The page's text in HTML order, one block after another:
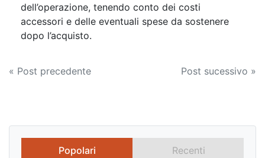
dell’operazione, tenendo conto dei costi
accessori e delle eventuali spese da sostenere
dopo l’acquisto.
Navigazione
« Post precedente Post sucessivo »
Popolari Recenti